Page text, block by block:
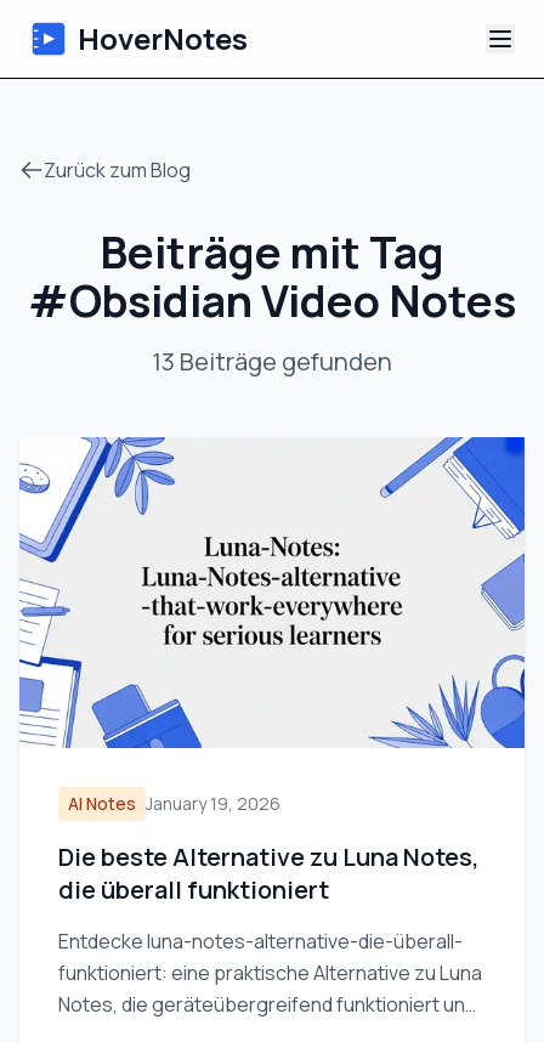
HoverNotes
KI-Video-Notizen
Tutorials
Über uns
Zurück zum Blog
Beiträge mit Tag
#Obsidian Video Notes
13 Beiträge gefunden
AI Notes January 19, 2026
Die beste Alternative zu Luna Notes,
die überall funktioniert
Entdecke luna-notes-alternative-die-überall-
funktioniert: eine praktische Alternative zu Luna
Notes, die geräteübergreifend funktioniert und